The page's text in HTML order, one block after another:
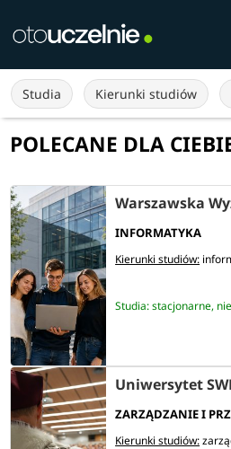
Studia Kierunki studiów
POLECANE DLA
INFORMATYKA
Kierunki studiów:
Studia: stacjonarne,
Uniwersytet
ZARZĄDZANIE I
Kierunki studiów: